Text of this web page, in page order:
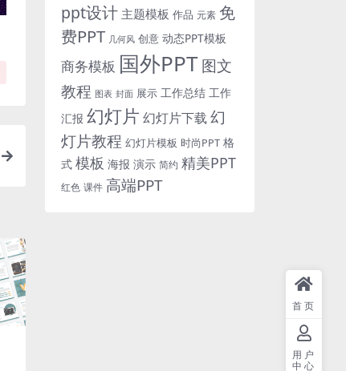
ppt设计 主题模板 作品 元素 免
费PPT 几何风 创意 动态PPT模板
商务模板 国外PPT图文
教程 图表 封面 展示 工作总结 工作
汇报 幻灯片 幻灯片下载 幻
灯片教程 幻灯片模板 时尚PPT 格
式 模板 海报 演示 简约 精美PPT
红色 课件 高端PPT
首页
用户
中心